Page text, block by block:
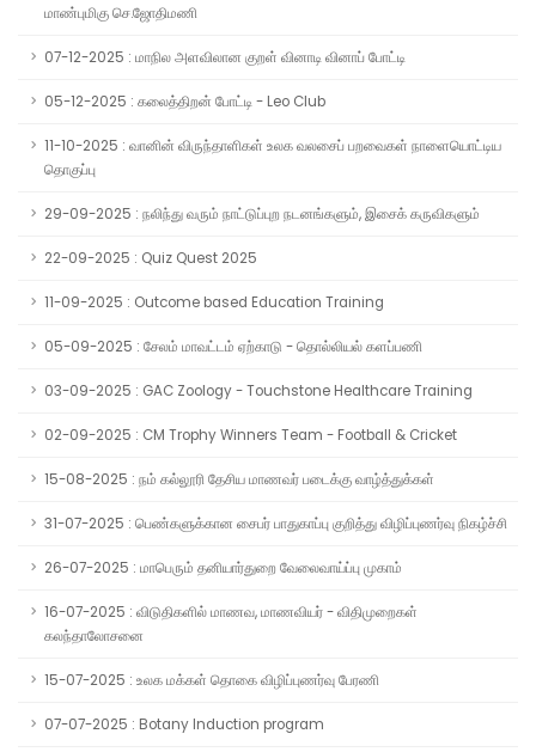
மாண்புமிகு செ.ஜோதிமணி
07-12-2025 : மாநில அளவிலான குறள் வினாடி வினாப் போட்டி
05-12-2025 : கலைத்திறன் போட்டி - Leo Club
11-10-2025 : வானின் விருந்தாளிகள் உலக வலசைப் பறவைகள் நாளையொட்டிய
தொகுப்பு
29-09-2025 : நலிந்து வரும் நாட்டுப்புற நடனங்களும், இசைக் கருவிகளும்
22-09-2025 : Quiz Quest 2025
11-09-2025 : Outcome based Education Training
05-09-2025 : சேலம் மாவட்டம் ஏற்காடு - தொல்லியல் களப்பணி
03-09-2025 : GAC Zoology - Touchstone Healthcare Training
02-09-2025 : CM Trophy Winners Team - Football & Cricket
15-08-2025 : நம் கல்லூரி தேசிய மாணவர் படைக்கு வாழ்த்துக்கள்
31-07-2025 : பெண்களுக்கான சைபர் பாதுகாப்பு குறித்து விழிப்புணர்வு நிகழ்ச்சி
26-07-2025 : மாபெரும் தனியார்துறை வேலைவாய்ப்பு முகாம்
16-07-2025 : விடுதிகளில் மாணவ, மாணவியர் - விதிமுறைகள்
கலந்தாலோசனை
15-07-2025 : உலக மக்கள் தொகை விழிப்புணர்வு பேரணி
07-07-2025 : Botany Induction program